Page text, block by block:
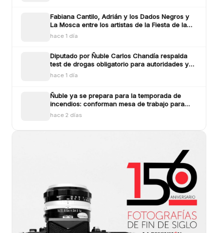
Fabiana Cantilo, Adrián y los Dados Negros y
La Mosca entre los artistas de la Fiesta de la
Longaniza Chillán 2026
hace 1 día
Diputado por Ñuble Carlos Chandía respalda
test de drogas obligatorio para autoridades y
funcionarios públicos
hace 1 día
Ñuble ya se prepara para la temporada de
incendios: conforman mesa de trabajo para
enfrentar los siniestros
hace 2 días